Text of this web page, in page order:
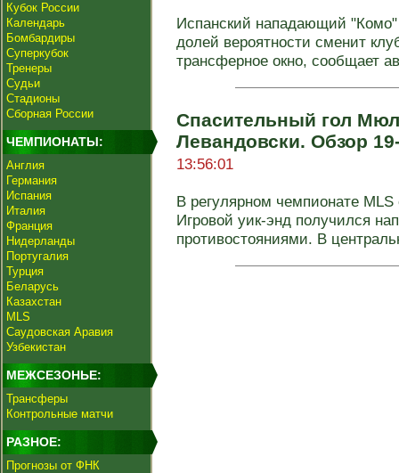
Кубок России
Календарь
Бомбардиры
Суперкубок
Тренеры
Судьи
Стадионы
Сборная России
ЧЕМПИОНАТЫ:
Англия
Германия
Испания
Италия
Франция
Нидерланды
Португалия
Турция
Беларусь
Казахстан
MLS
Саудовская Аравия
Узбекистан
МЕЖСЕЗОНЬЕ:
Трансферы
Контрольные матчи
РАЗНОЕ:
Прогнозы от ФНК
Испанский нападающий
долей вероятности сменит
трансферное окно, сообщает
Спасительный гол
Левандовски. Обзор
13:56:01
В регулярном чемпионате
Игровой уик-энд получился
противостояниями. В